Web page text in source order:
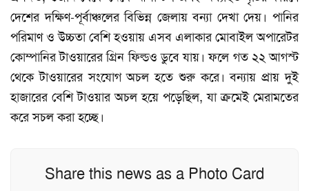
দেশের দক্ষিণ-পূর্বাঞ্চলের বিভিন্ন জেলায় বন্যা দেখা দেয়। পানির
পরিমাণ ও উচ্চতা বেশি হওয়ায় এসব এলাকার মোবাইল অপারেটর
কোম্পানির টাওয়ারের গ্রিন ফিল্ডও ডুবে যায়। ফলে গত ২২ আগস্ট
থেকে টাওয়ারের সংযোগ অচল হতে শুরু করে। বন্যায় প্রায় দুই
হাজারের বেশি টাওয়ার অচল হয়ে পড়েছিল, যা ক্রমেই মেরামতের
করে সচল করা হচ্ছে।
Share this news as a Photo Card